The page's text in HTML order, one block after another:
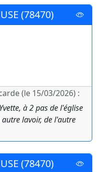
(78470)
(le 15/03/2026) :
à 2 pas de l'église
autre lavoir, de l'autre
(78470)